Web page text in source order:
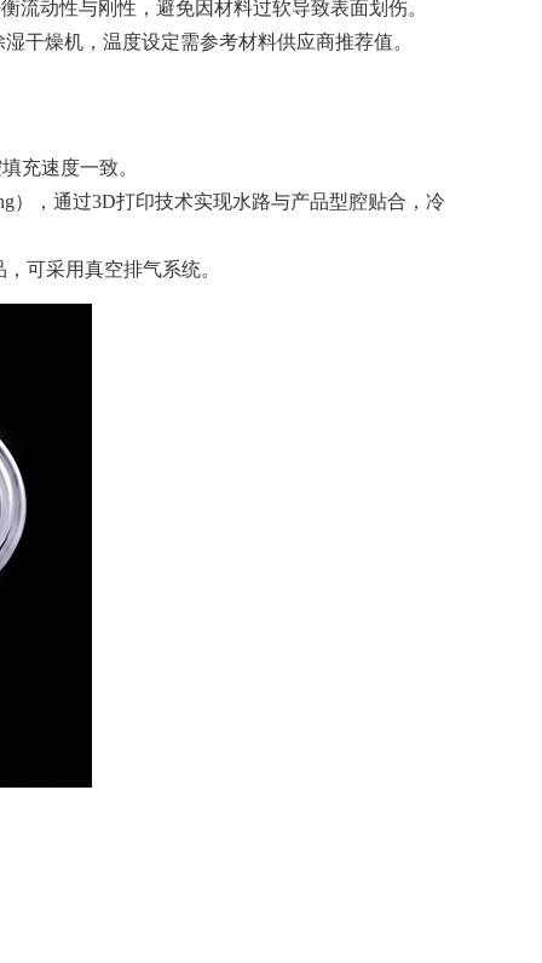
流动性与刚性，避免因材料过软导致表面划伤。
干燥机，温度设定需参考材料供应商推荐值。
充速度一致。
），通过3D打印技术实现水路与产品型腔贴合，冷
可采用真空排气系统。